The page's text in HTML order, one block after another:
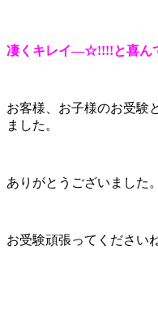
凄くキレイ―☆!!!!と喜ん
お客様、お子様のお受験
ました。
ありがとうございました。
お受験頑張ってください